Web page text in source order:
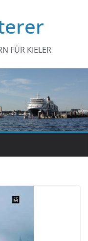
FÜR KIELER